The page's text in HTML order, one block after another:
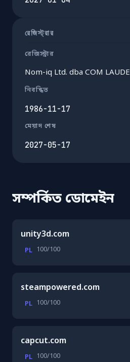
রেজিস্ট্রার
রেজিস্ট্রার
Nom-iq Ltd. dba COM LAUDE
নিবন্ধিত
1986-11-17
মেয়াদ শেষ
2027-05-17
সম্পর্কিত ডোমেইন
unity3d.com
PL 100/100
steampowered.com
PL 100/100
capcut.com
PL 100/100